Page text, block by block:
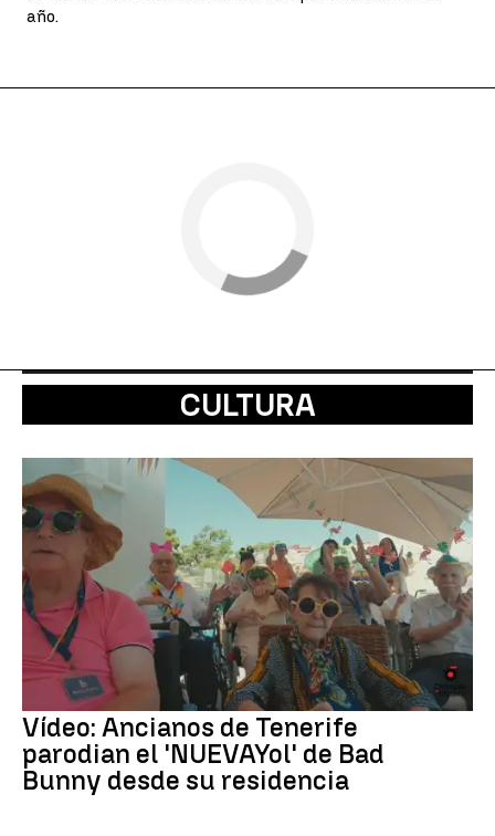
año.
CULTURA
Vídeo: Ancianos de Tenerife
parodian el 'NUEVAYol' de Bad
Bunny desde su residencia